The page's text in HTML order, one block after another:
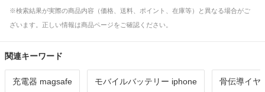
※検索結果が実際の商品内容（価格、送料、ポイント、在庫等）と異なる場合がご
ざいます。正しい情報は商品ページをご確認ください。
関連キーワード
充電器 magsafe モバイルバッテリー iphone 骨伝導イヤ